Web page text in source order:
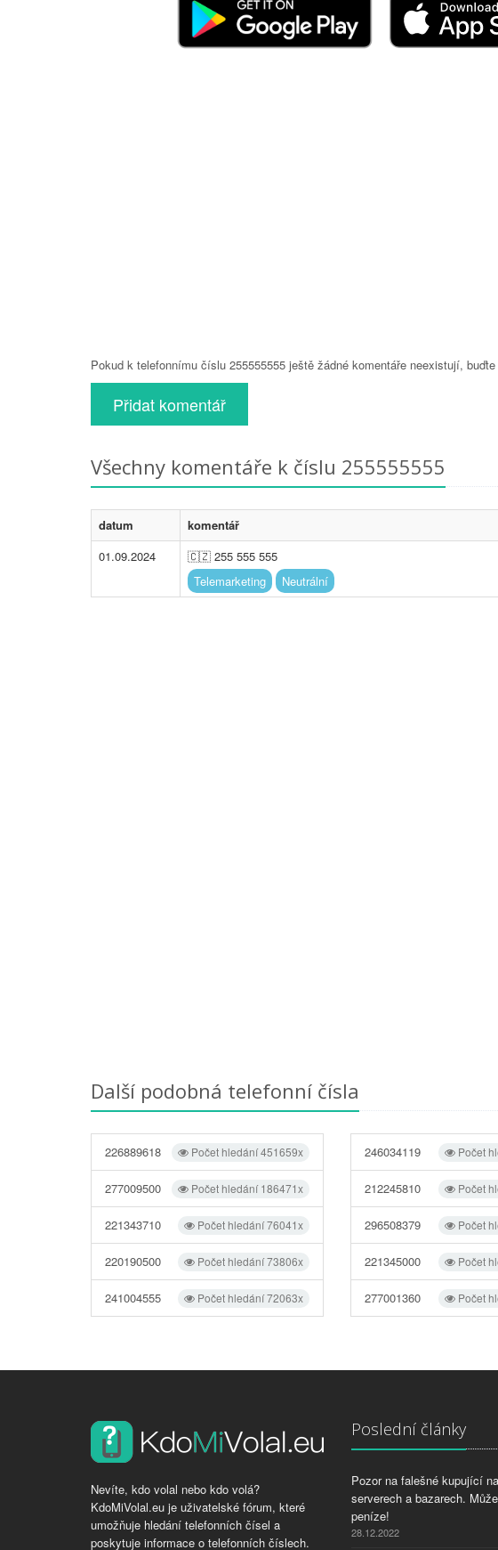
Pokud k telefonnímu číslu 255555555 ještě žádné komentáře neexistují,
Přidat komentář
Všechny komentáře k číslu 255555555
datum
komentář
01.09.2024
🇨🇿 255 555 555
Telemarketing
Neutrální
Další podobná telefonní čísla
Počet hledání 451659x
226889618
Počet hledání 186471x
277009500
Počet hledání 76041x
221343710
Počet hledání 73806x
220190500
Počet hledání 72063x
241004555
Počet
246034119
Počet
212245810
Počet
296508379
Počet
221345000
Počet
277001360
Nevíte, kdo volal nebo kdo volá?
KdoMiVolal.eu je uživatelské fórum, které
umožňuje hledání telefonních čísel a
poskytuje informace o telefonních číslech.
Poslední články
Pozor na falešné kupující
serverech a bazarech.
peníze!
28.12.2022